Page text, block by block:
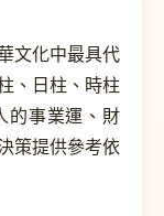
文化中最具代
、日柱、時柱
的事業運、財
策提供參考依